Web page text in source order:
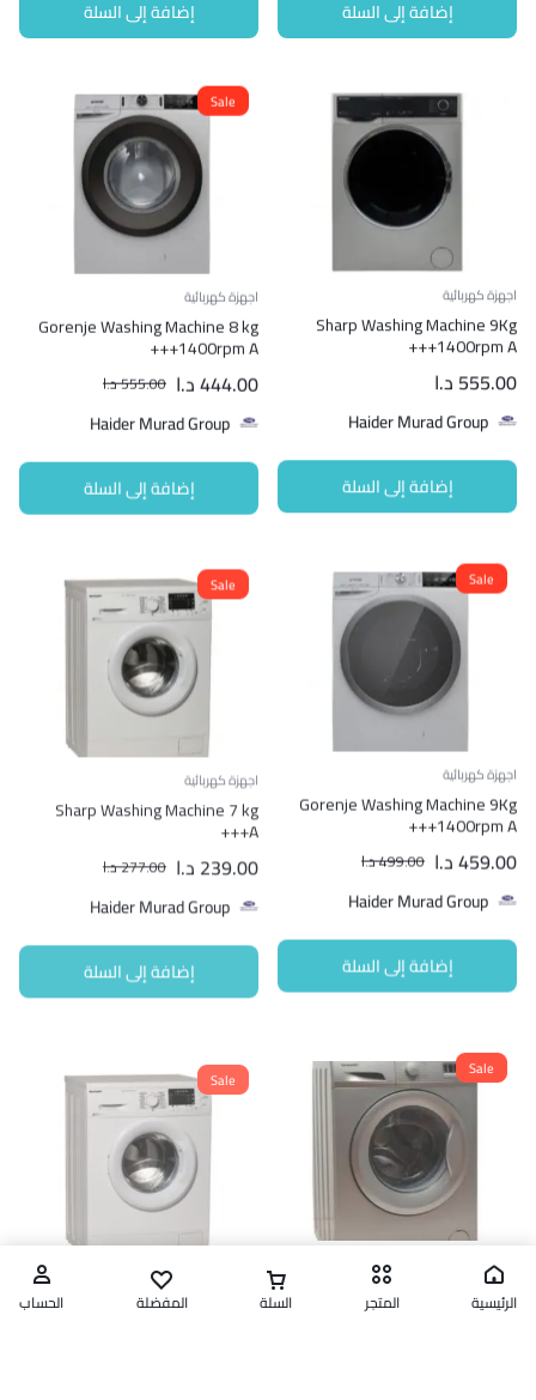
إضافة إلى السلة إضافة إلى السلة
اجهزة كهربائية
Sharp Washing Machine 9Kg
1400rpm A+++
555.00 د.ا
Haider Murad Group
إضافة إلى السلة
Sale
اجهزة كهربائية
Gorenje Washing Machine 8 kg
1400rpm A+++
555.00د.ا 444.00د.ا
Haider Murad Group
إضافة إلى السلة
Sale
اجهزة كهربائية
Gorenje Washing Machine 9Kg
1400rpm A+++
499.00د.ا 459.00د.ا
Haider Murad Group
إضافة إلى السلة
Sale
Sharp Washing Machine 7 kg
A+++
د.ا 239.00 د.ا
Haider Murad Group
إضافة إلى السلة
Sale
اجهزة كهربائية
Sharp Washing Machine 7 kg
A+++
اجهزة كهربائية
Sharp Washing Machine 8Kg
1200rpm A+++ الرئيسية المتجر السلة المفضلة الحساب